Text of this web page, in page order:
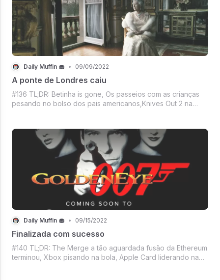
Daily Muffin 🧁 • 09/09/2022
A ponte de Londres caiu
#136 TL;DR: Betinha is gone, Os passeios com as crianças
pesando no bolso dos pais americanos,Knives Out 2 na
Mercado crypto ignorando Jerome
Daily Muffin 🧁 • 09/15/2022
Finalizada com sucesso
#140 TL;DR: The Merge a tão aguardada fusão da Ethereum
terminou, Xbox pisando na bola, Apple Card liderando na